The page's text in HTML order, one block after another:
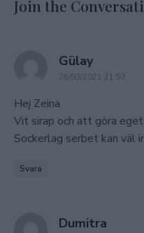
Join the
Gülaysays:
28/03/2021 21:57
Hej Zeina
Vit sirap och att göra
Sockerlag serbet kan väl
Svara
Dumitra